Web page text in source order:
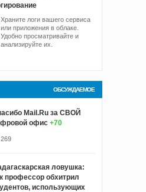
Храните логи вашего сервиса
или приложения в облаке.
Удобно просматривайте и
анализируйте их.
ОБСУЖДАЕМОЕ
Mail.Ru за СВОЙ
офис +70
269
ловушка:
профессор обхитрил
использующих